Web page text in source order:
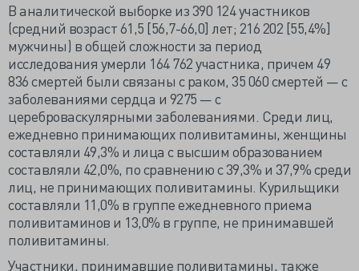
В аналитической выборке из 390 124 участников
(средний возраст 61,5 [56,7-66,0] лет; 216 202 [55,4%]
мужчины) в общей сложности за период
исследования умерли 164 762 участника, причем 49
836 смертей были связаны с раком, 35 060 смертей — с
заболеваниями сердца и 9275 — с
цереброваскулярными заболеваниями. Среди лиц,
ежедневно принимающих поливитамины, женщины
составляли 49,3% и лица с высшим образованием
составляли 42,0%, по сравнению с 39,3% и 37,9% среди
лиц, не принимающих поливитамины. Курильщики
составляли 11,0% в группе ежедневного приема
поливитаминов и 13,0% в группе, не принимавшей
поливитамины.
Участники, принимавшие поливитамины, также